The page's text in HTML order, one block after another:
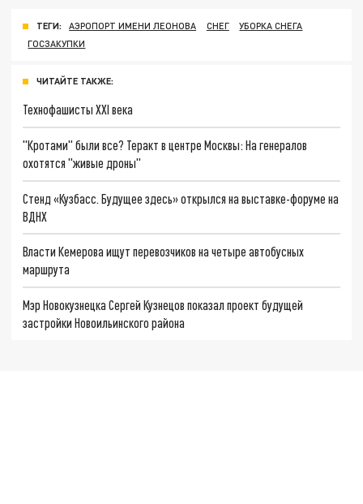
ТЕГИ: АЭРОПОРТ ИМЕНИ ЛЕОНОВА СНЕГ
УБОРКА СНЕГА
ГОСЗАКУПКИ
ЧИТАЙТЕ ТАКЖЕ:
Технофашисты XXI века
"Кротами" были все? Теракт в центре Москвы: На генералов
охотятся "живые дроны"
Стенд «Кузбасс. Будущее здесь» открылся на выставке-форуме на
ВДНХ
Власти Кемерова ищут перевозчиков на четыре автобусных
маршрута
Мэр Новокузнецка Сергей Кузнецов показал проект будущей
застройки Новоильинского района